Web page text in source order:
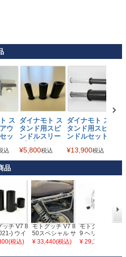
ス
ウ
ッ
込
ダイナモト ス
タンド用スピ
ンドルスリー
namoto
¥5,800税込
ダイナモト ス
タンド用スピ
ンドルセット
¥13,900税込
品
ッチ V7 8
) ウイ
一体型フ
税込)
モトグッチ V7 8
50スペシャル サ
ドルバッグ ステ
¥ 33,440(税込)
モトグッチ V7/V
9 ヘリテイジヘ
ッドライト ポリ
¥ 29,100(税込)